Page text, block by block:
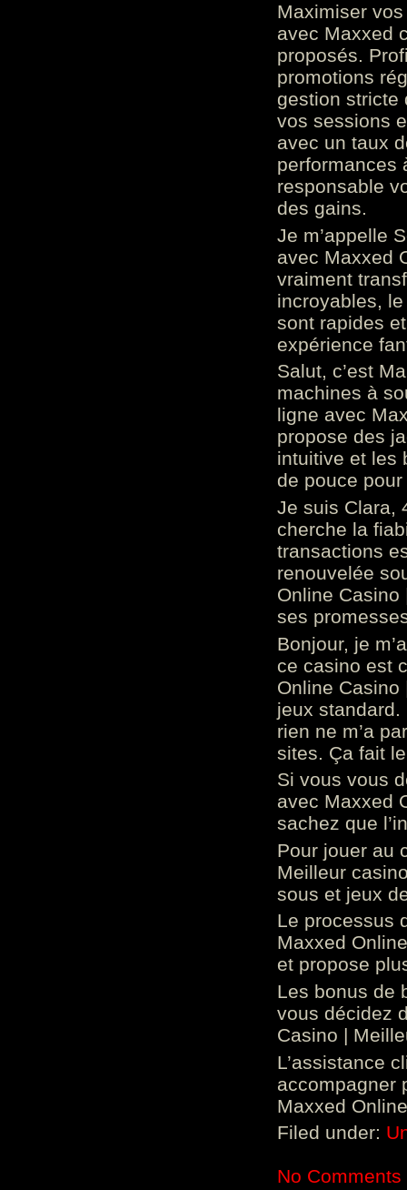
Maximiser
avec Maxxed
proposés.
promotions
gestion stricte
vos sessions
avec un taux
performances
responsable
des gains.
Je m’appelle
avec Maxxed
vraiment
incroyables,
sont rapides
expérience
Salut, c’est
machines à
ligne avec
propose des
intuitive et les
de pouce
Je suis Clara,
cherche la
transactions
renouvelée
Online
ses
Bonjour, je
ce casino est
Online
jeux standard.
rien ne m’a
sites. Ça fait
Si vous vous
avec Maxxed
sachez que
Pour jouer au
Meilleur
sous et jeux
Le processus
Maxxed
et propose
Les bonus de
vous décidez
Casino |
L’assistance
accompagner
Maxxed
Filed under:
No Comments